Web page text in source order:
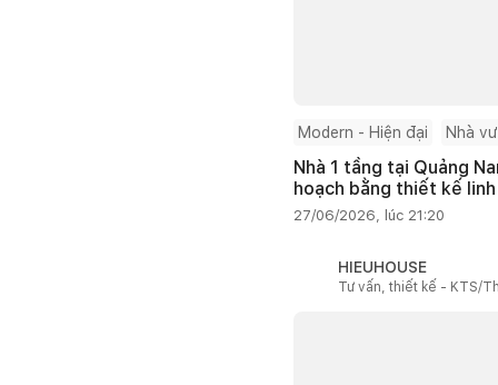
Modern - Hiện đại Nhà
Nhà 1 tầng tại Quảng
hoạch bằng thiết kế
27/06/2026, lúc 21:20
HIEUHOUSE
Tư vấn, thiết kế - KTS/